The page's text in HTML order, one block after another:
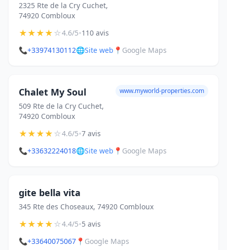
2325 Rte de la Cry Cuchet,
74920 Combloux
★★★★☆4.6/5•110 avis
📞+33974130112🌐Site web 📍 Google Maps
Chalet My Soul
509 Rte de la Cry Cuchet,
74920 Combloux
www.myworld-properties.com
★★★★☆4.6/5•7 avis
📞+33632224018🌐Site web 📍 Google Maps
gite bella vita
345 Rte des Choseaux, 74920 Combloux
★★★★☆4.4/5•5 avis
📞+33640075067 📍 Google Maps